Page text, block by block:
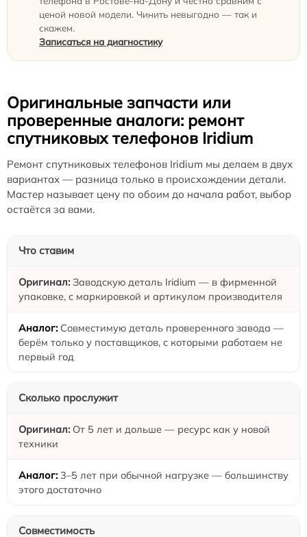
ценой новой модели. Чинить невыгодно — так и
скажем.
Записаться на диагностику
Оригинальные запчасти или
проверенные аналоги: ремонт
спутниковых телефонов Iridium
Ремонт спутниковых телефонов Iridium мы делаем в двух
вариантах — разница только в происхождении детали.
Мастер называет цену по обоим до начала работ, выбор
остаётся за вами.
Что ставим
Заводскую деталь Iridium — в фирменной
упаковке, с маркировкой и артикулом производителя
Совместимую деталь проверенного завода —
берём только у поставщиков, с которыми работаем не
первый год
Сколько прослужит
От 5 лет и дольше — ресурс как у новой
техники
3–5 лет при обычной нагрузке — большинству
этого достаточно
Совместимость